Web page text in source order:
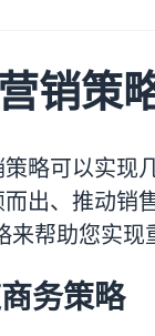
销策
略可以实现
出、推动销
来帮助您实现
务策略